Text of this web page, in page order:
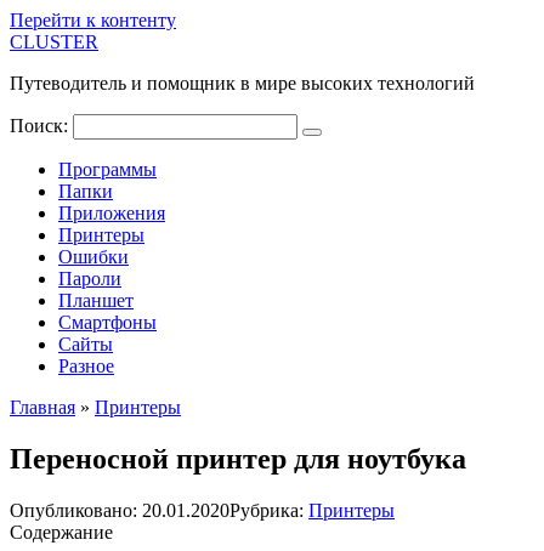
Перейти к контенту
CLUSTER
Путеводитель и помощник в мире высоких технологий
Поиск:
Программы
Папки
Приложения
Принтеры
Ошибки
Пароли
Планшет
Смартфоны
Сайты
Разное
Главная » Принтеры
Переносной принтер для ноутбука
Опубликовано: 20.01.2020Рубрика: Принтеры
Содержание